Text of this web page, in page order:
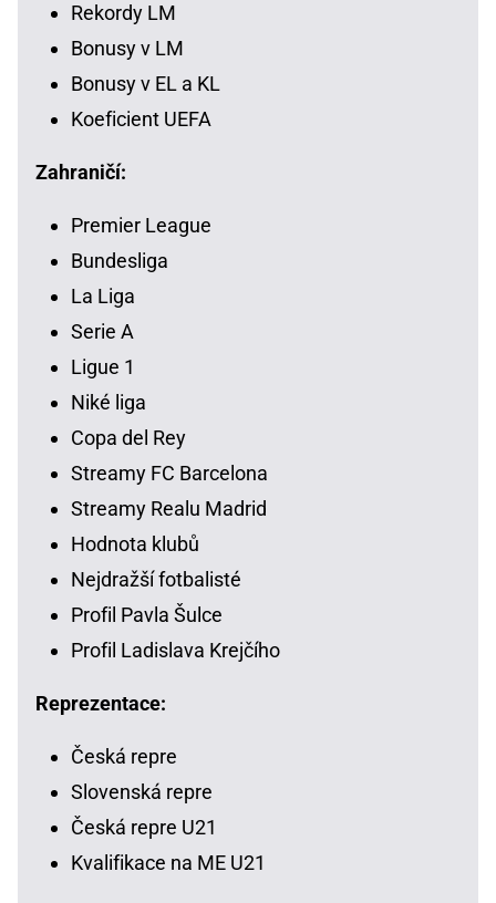
Rekordy LM
Bonusy v LM
Bonusy v EL a KL
Koeficient UEFA
Zahraničí:
Premier League
Bundesliga
La Liga
Serie A
Ligue 1
Niké liga
Copa del Rey
Streamy FC Barcelona
Streamy Realu Madrid
Hodnota klubů
Nejdražší fotbalisté
Profil Pavla Šulce
Profil Ladislava Krejčího
Reprezentace:
Česká repre
Slovenská repre
Česká repre U21
Kvalifikace na ME U21